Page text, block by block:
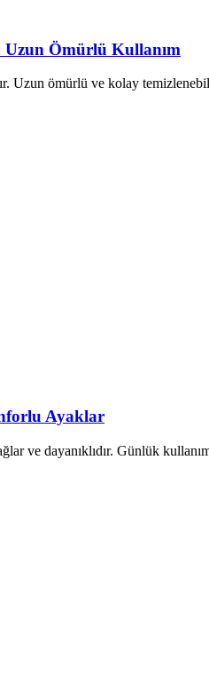
Uzun Ömürlü Kullanım
Uzun ömürlü ve kolay
Ayaklar
ve dayanıklıdır. Günlük